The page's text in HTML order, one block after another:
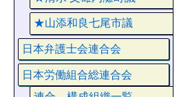
★山添和良七尾市議
日本弁護士会連合会
日本労働組合総連合会